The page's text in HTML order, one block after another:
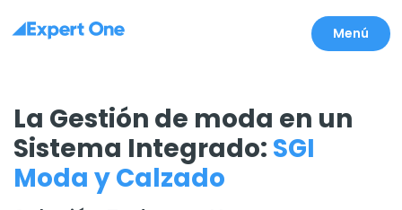
Menú
La Gestión de moda en un
Sistema Integrado: SGI
Moda y Calzado